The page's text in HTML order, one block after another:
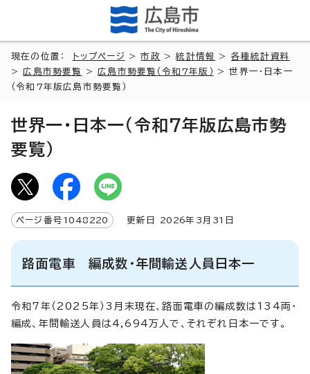
現在の位置： トップページ >市政 >統計情報 > 各種統計資料
>広島市勢要覧 >広島市勢要覧（令和7年版）
> 世界一・日本一
（令和7年版広島市勢要覧）
世界一・日本一（令和7年版広島市勢
要覧）
ページ番号 1048220 更新日 2026年3月 31 日
路面電車 編成数・年間輸送人員日本一
令和7年（2025年）3月末現在、路面電車の編成数は134両・
編成、年間輸送人員は4,694万人で、それぞれ日本一です。